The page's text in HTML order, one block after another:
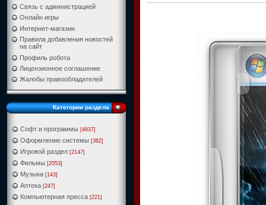
Связь с администрацией
Онлайн игры
Интернет-магазин
Правила добавления новостей
на сайт
Профиль робота
Лицензионное соглашение
Жалобы правообладателей
Категории раздела
Софт и программы [4837]
Оформление системы [362]
Игровой раздел [2147]
Фильмы [2053]
Музыка [143]
Аптека [247]
Компьютерная пресса [221]